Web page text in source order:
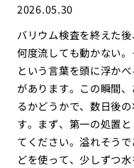
2026.05.30
バリウム検査を終えた
何度流しても動かない
という言葉を頭に浮か
があります。この瞬間
るかどうかで、数日後
す。まず、第一の処置
てください。溢れそう
どを使って、少しずつ